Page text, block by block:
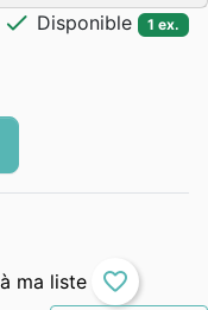
check Disponible 1 ex.
favorite_border